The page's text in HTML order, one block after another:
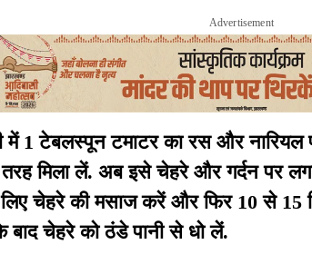
Advertisement
में 1 टेबलस्पून टमाटर का रस और नारियल
मिला लें. अब इसे चेहरे और गर्दन पर
चेहरे की मसाज करें और फिर 10 से 15
बाद चेहरे को ठंडे पानी से धो लें.